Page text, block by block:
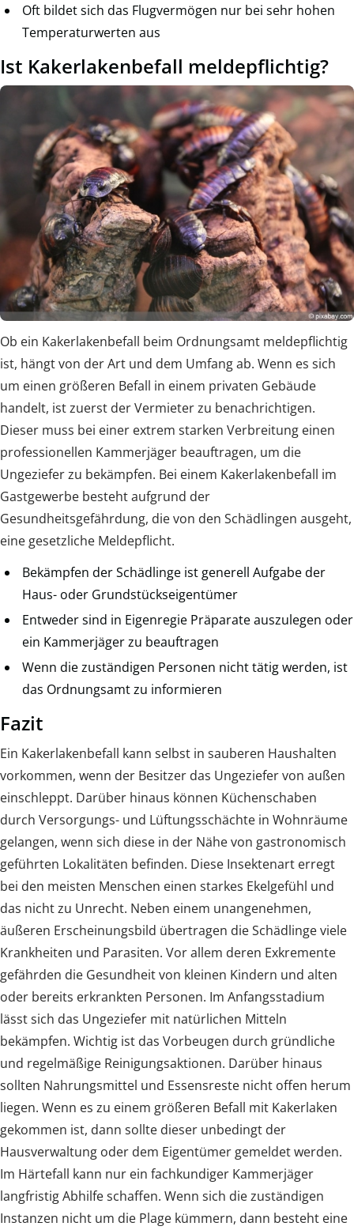
Oft bildet sich das Flugvermögen nur bei sehr hohen
Temperaturwerten aus
Ist Kakerlakenbefall meldepflichtig?
Ob ein Kakerlakenbefall beim Ordnungsamt meldepflichtig
ist, hängt von der Art und dem Umfang ab. Wenn es sich
um einen größeren Befall in einem privaten Gebäude
handelt, ist zuerst der Vermieter zu benachrichtigen.
Dieser muss bei einer extrem starken Verbreitung einen
professionellen Kammerjäger beauftragen, um die
Ungeziefer zu bekämpfen. Bei einem Kakerlakenbefall im
Gastgewerbe besteht aufgrund der
Gesundheitsgefährdung, die von den Schädlingen ausgeht,
eine gesetzliche Meldepflicht.
Bekämpfen der Schädlinge ist generell Aufgabe der
Haus- oder Grundstückseigentümer
Entweder sind in Eigenregie Präparate auszulegen oder
ein Kammerjäger zu beauftragen
Wenn die zuständigen Personen nicht tätig werden, ist
das Ordnungsamt zu informieren
Fazit
Ein Kakerlakenbefall kann selbst in sauberen Haushalten
vorkommen, wenn der Besitzer das Ungeziefer von außen
einschleppt. Darüber hinaus können Küchenschaben
durch Versorgungs- und Lüftungsschächte in Wohnräume
gelangen, wenn sich diese in der Nähe von gastronomisch
geführten Lokalitäten befinden. Diese Insektenart erregt
bei den meisten Menschen einen starkes Ekelgefühl und
das nicht zu Unrecht. Neben einem unangenehmen,
äußeren Erscheinungsbild übertragen die Schädlinge viele
Krankheiten und Parasiten. Vor allem deren Exkremente
gefährden die Gesundheit von kleinen Kindern und alten
oder bereits erkrankten Personen. Im Anfangsstadium
lässt sich das Ungeziefer mit natürlichen Mitteln
bekämpfen. Wichtig ist das Vorbeugen durch gründliche
und regelmäßige Reinigungsaktionen. Darüber hinaus
sollten Nahrungsmittel und Essensreste nicht offen herum
liegen. Wenn es zu einem größeren Befall mit Kakerlaken
gekommen ist, dann sollte dieser unbedingt der
Hausverwaltung oder dem Eigentümer gemeldet werden.
Im Härtefall kann nur ein fachkundiger Kammerjäger
langfristig Abhilfe schaffen. Wenn sich die zuständigen
Instanzen nicht um die Plage kümmern, dann besteht eine